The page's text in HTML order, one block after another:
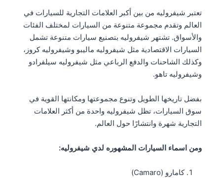
تعتبر شيفروليه من بين أكبر العلامات التجارية للسيارات في
العالم وتقدم مجموعة متنوعة من السيارات لمختلف الفئات
والأسواق. تشتهر شيفروليه بتصنيع سيارات متنوعة تشمل
السيارات الاقتصادية مثل شيفروليه ماليبو وشيفروليه كروز،
وكذلك الشاحنات والدفع الرباعي مثل شيفروليه سيلفرادو
وشيفروليه تاهو.
بفضل تاريخها الطويل وتنوع مجموعتها ومكانتها القوية في
سوق السيارات، تظل شيفروليه واحدة من أكثر العلامات
التجارية شهرة وانتشارًا حول العالم.
ومن اسماء السيارات المشهوره لدي شيفروليه:
كامارو (Camaro)